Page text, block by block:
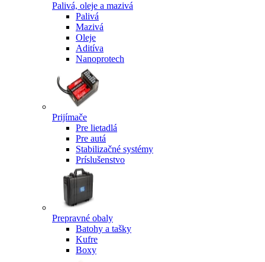
Palivá, oleje a mazivá
Palivá
Mazivá
Oleje
Aditíva
Nanoprotech
Prijímače
Pre lietadlá
Pre autá
Stabilizačné systémy
Príslušenstvo
Prepravné obaly
Batohy a tašky
Kufre
Boxy